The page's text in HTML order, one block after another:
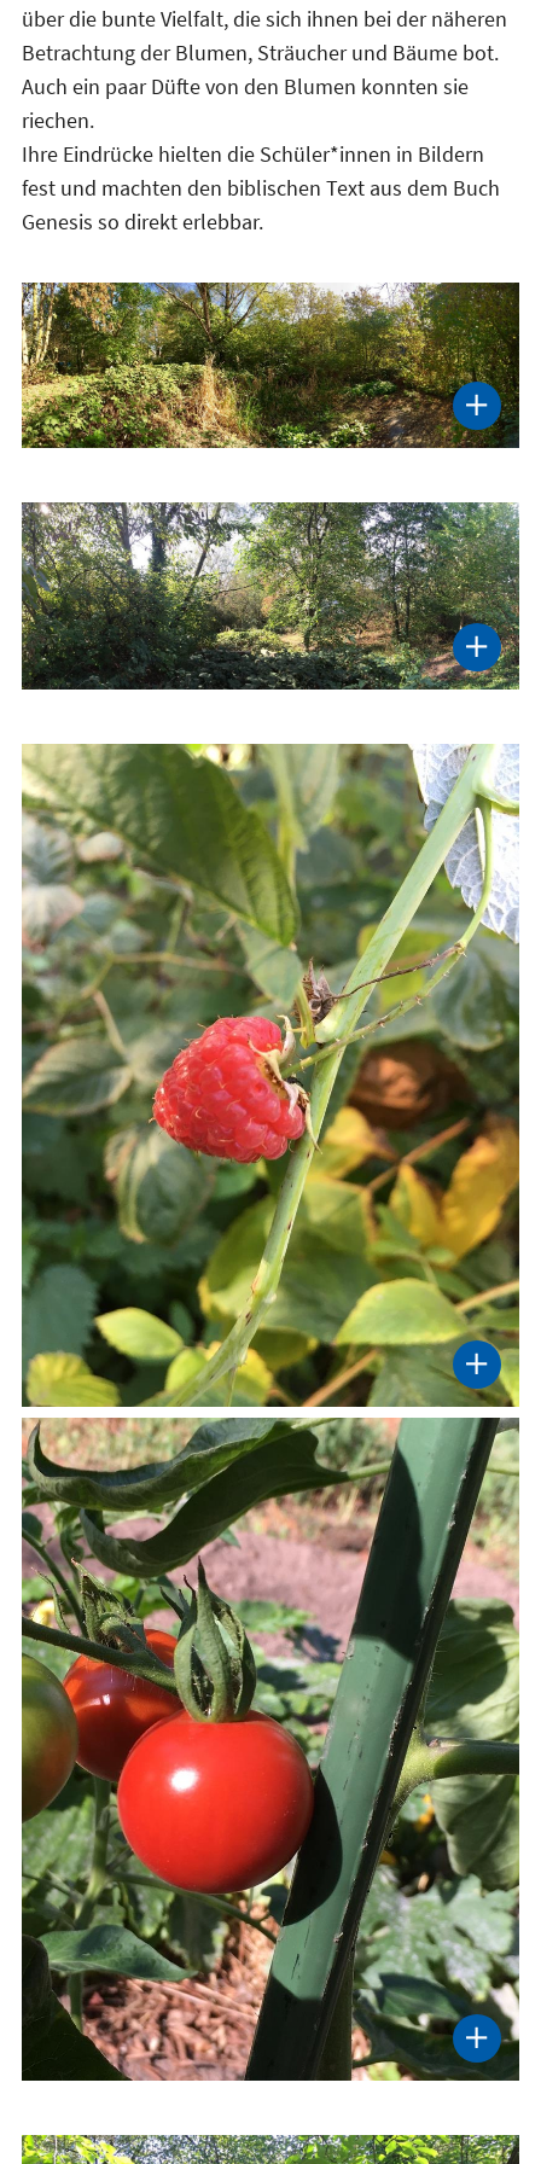
über die bunte Vielfalt, die sich ihnen bei der näheren
Betrachtung der Blumen, Sträucher und Bäume bot.
Auch ein paar Düfte von den Blumen konnten sie
riechen.
Ihre Eindrücke hielten die Schüler*innen in Bildern
fest und machten den biblischen Text aus dem Buch
Genesis so direkt erlebbar.